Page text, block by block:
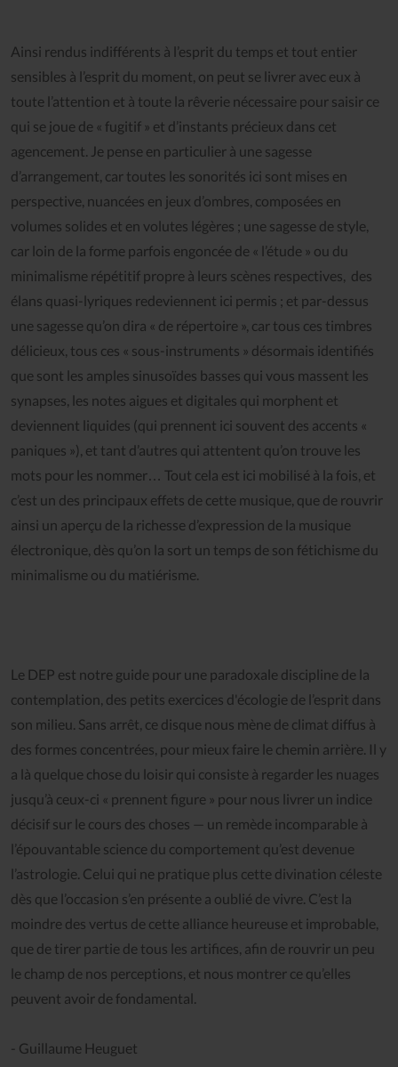
Ainsi rendus indifférents à l’esprit du temps et tout entier
sensibles à l’esprit du moment, on peut se livrer avec eux à
toute l’attention et à toute la rêverie nécessaire pour saisir ce
qui se joue de « fugitif » et d’instants précieux dans cet
agencement. Je pense en particulier à une sagesse
d’arrangement, car toutes les sonorités ici sont mises en
perspective, nuancées en jeux d’ombres, composées en
volumes solides et en volutes légères ; une sagesse de style,
car loin de la forme parfois engoncée de « l’étude » ou du
minimalisme répétitif propre à leurs scènes respectives, des
élans quasi-lyriques redeviennent ici permis ; et par-dessus
une sagesse qu’on dira « de répertoire », car tous ces timbres
délicieux, tous ces « sous-instruments » désormais identifiés
que sont les amples sinusoïdes basses qui vous massent les
synapses, les notes aigues et digitales qui morphent et
deviennent liquides (qui prennent ici souvent des accents «
paniques »), et tant d’autres qui attentent qu’on trouve les
mots pour les nommer… Tout cela est ici mobilisé à la fois, et
c’est un des principaux effets de cette musique, que de rouvrir
ainsi un aperçu de la richesse d’expression de la musique
électronique, dès qu’on la sort un temps de son fétichisme du
minimalisme ou du matiérisme.
Le DEP est notre guide pour une paradoxale discipline de la
contemplation, des petits exercices d'écologie de l’esprit dans
son milieu. Sans arrêt, ce disque nous mène de climat diffus à
des formes concentrées, pour mieux faire le chemin arrière. Il y
a là quelque chose du loisir qui consiste à regarder les nuages
jusqu’à ceux-ci « prennent figure » pour nous livrer un indice
décisif sur le cours des choses — un remède incomparable à
l’épouvantable science du comportement qu’est devenue
l’astrologie. Celui qui ne pratique plus cette divination céleste
dès que l’occasion s’en présente a oublié de vivre. C’est la
moindre des vertus de cette alliance heureuse et improbable,
que de tirer partie de tous les artifices, afin de rouvrir un peu
le champ de nos perceptions, et nous montrer ce qu’elles
peuvent avoir de fondamental.
- Guillaume Heuguet